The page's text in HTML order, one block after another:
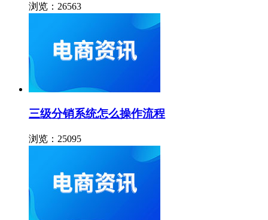
浏览：26563
三级分销系统怎么操作流程
浏览：25095